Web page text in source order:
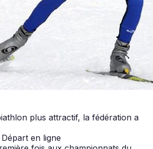
plus attractif, la fédération a
en ligne